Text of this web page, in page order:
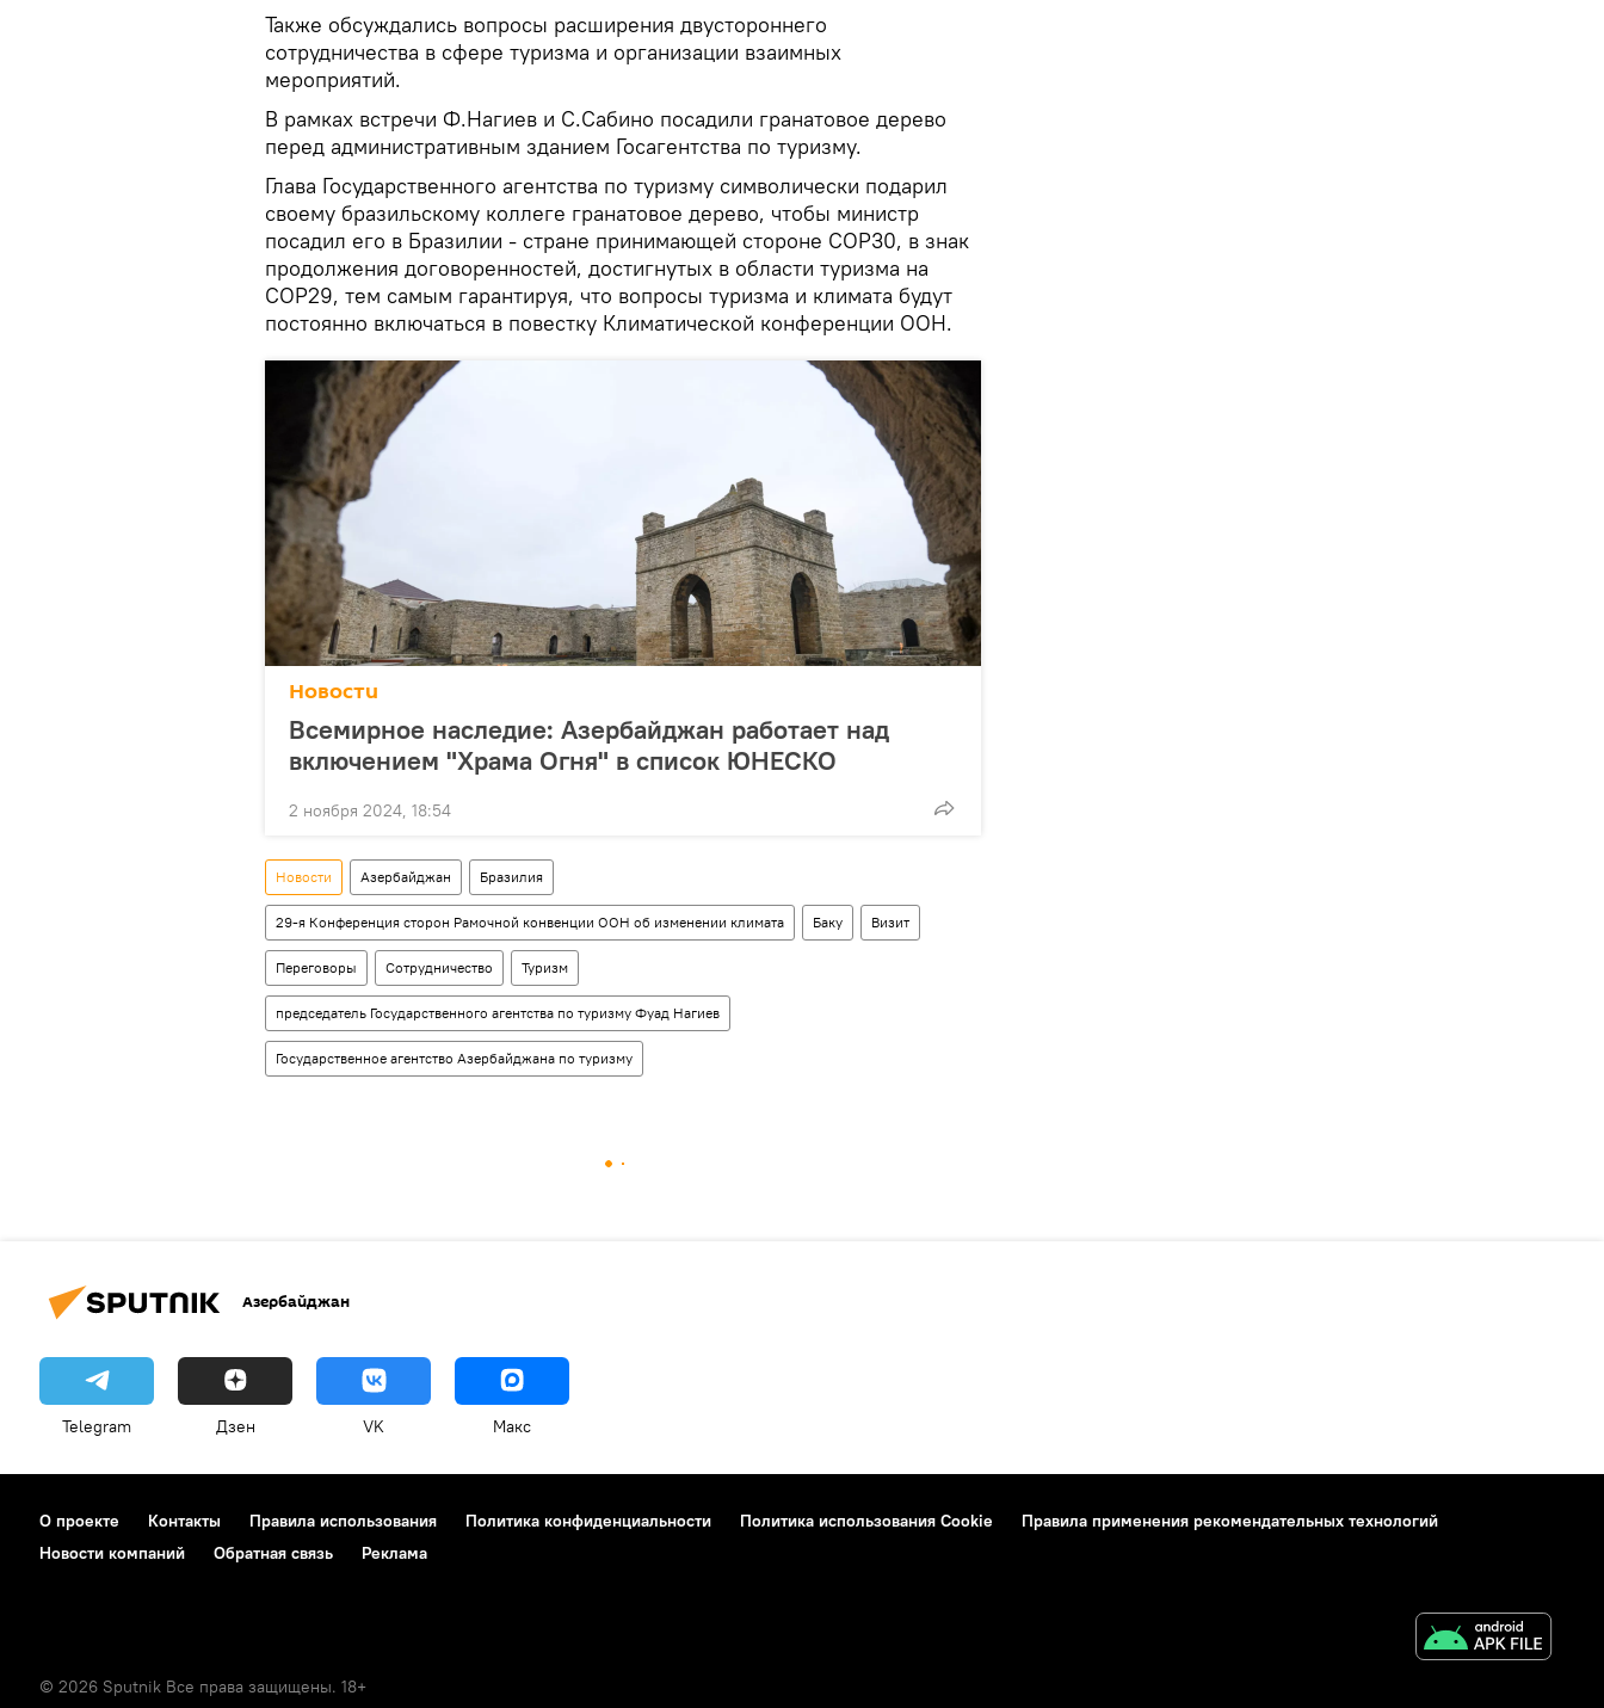
Также обсуждались вопросы расширения двустороннего
сотрудничества в сфере туризма и организации взаимных
мероприятий.
В рамках встречи Ф.Нагиев и С.Сабино посадили гранатовое дерево
перед административным зданием Госагентства по туризму.
Глава Государственного агентства по туризму символически подарил
своему бразильскому коллеге гранатовое дерево, чтобы министр
посадил его в Бразилии - стране принимающей стороне COP30, в знак
продолжения договоренностей, достигнутых в области туризма на
COP29, тем самым гарантируя, что вопросы туризма и климата будут
постоянно включаться в повестку Климатической конференции ООН.
Новости
Всемирное наследие: Азербайджан работает над
включением "Храма Огня" в список ЮНЕСКО
2 ноября 2024, 18:54
Новости Азербайджан Бразилия
29-я Конференция сторон Рамочной конвенции ООН об изменении климата Баку Визит
Переговоры Сотрудничество Туризм
председатель Государственного агентства по туризму Фуад Нагиев
Государственное агентство Азербайджана по туризму
Азербайджан
Telegram Дзен VK Макс
О проекте Контакты Правила использования Политика конфиденциальности Политика использования Cookie
Правила применения рекомендательных технологий
Новости компаний
Обратная связь Реклама
© 2026 Sputnik Все права защищены. 18+